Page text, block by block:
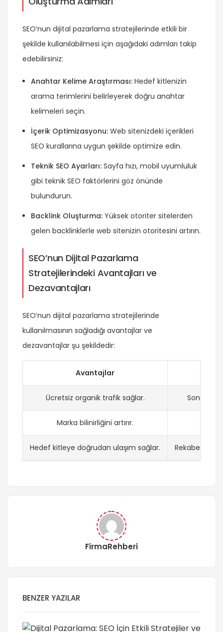
SEO’nun dijital pazarlama stratejilerinde etkili bir
şekilde kullanılabilmesi için aşağıdaki adımları takip
edebilirsiniz:
Anahtar Kelime Araştırması: Hedef kitlenizin
arama terimlerini belirleyerek doğru anahtar
kelimeleri seçin.
İçerik Optimizasyonu: Web sitenizdeki içerikleri
SEO kurallarına uygun şekilde optimize edin.
Teknik SEO Ayarları: Sayfa hızı, mobil uyumluluk
gibi teknik SEO faktörlerini göz önünde
bulundurun.
Backlink Oluşturma: Yüksek otoriter sitelerden
gelen backlinklerle web sitenizin otoritesini artırın.
SEO’nun Dijital Pazarlama
Stratejilerindeki Avantajları ve
Dezavantajları
SEO’nun dijital pazarlama stratejilerinde
kullanılmasının sağladığı avantajlar ve
dezavantajlar şu şekildedir:
Avantajlar
Ücretsiz organik trafik sağlar.
Marka bilinirliğini artırır.
Hedef kitleye doğrudan ulaşım sağlar. Rekabetin
FirmaRehberi
BENZER YAZILAR